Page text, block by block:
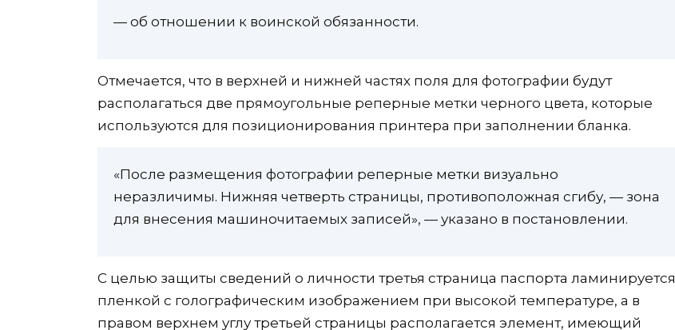
— об отношении к воинской обязанности.
Отмечается, что в верхней и нижней частях поля для фотографии будут
располагаться две прямоугольные реперные метки черного цвета, которые
используются для позиционирования принтера при заполнении бланка.
«После размещения фотографии реперные метки визуально
неразличимы. Нижняя четверть страницы, противоположная сгибу, — зона
для внесения машиночитаемых записей», — указано в постановлении.
С целью защиты сведений о личности третья страница паспорта ламинируется
пленкой с голографическим изображением при высокой температуре, а в
правом верхнем углу третьей страницы располагается элемент, имеющий